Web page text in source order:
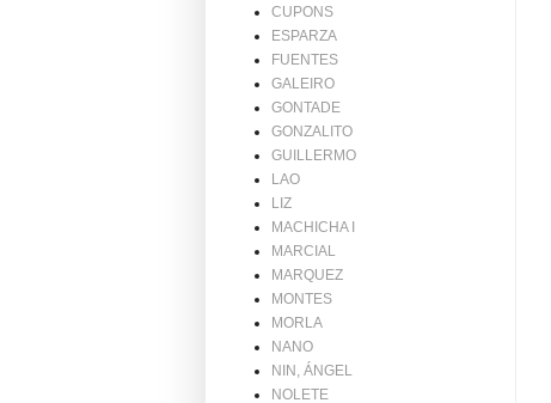
CUPONS
ESPARZA
FUENTES
GALEIRO
GONTADE
GONZALITO
GUILLERMO
LAO
LIZ
MACHICHA I
MARCIAL
MARQUEZ
MONTES
MORLA
NANO
NIN, ÁNGEL
NOLETE